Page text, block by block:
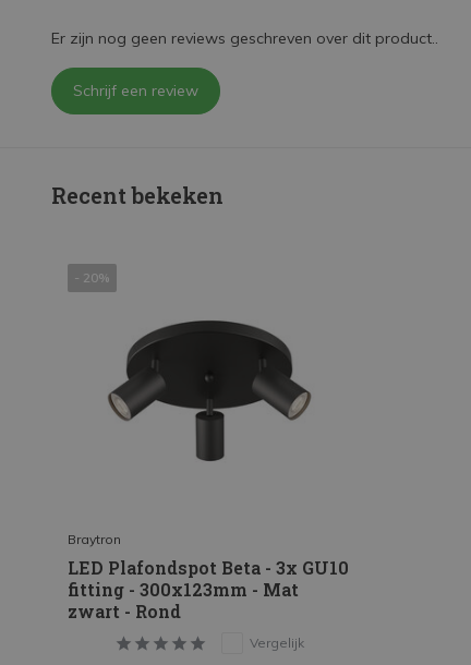
Er zijn nog geen reviews geschreven over dit product..
Schrijf een review
Recent bekeken
- 20%
Braytron
LED Plafondspot Beta - 3x GU10
fitting - 300x123mm - Mat
zwart - Rond
Vergelijk